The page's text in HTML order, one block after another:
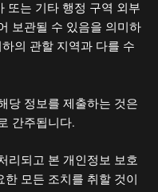
또는 기타 행정 구역 외부
보관될 수 있음을 의미하
의 관할 지역과 다를 수
당 정보를 제출하는 것은
간주됩니다.
리되고 본 개인정보 보호
모든 조치를 취할 것이